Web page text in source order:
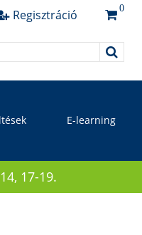
Regisztráció 0
E-learning
17-19.